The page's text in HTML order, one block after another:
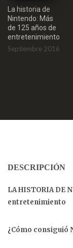
La historia de
Nintendo: Más
de 125 años de
entretenimiento
Septiembre 2016
DESCRIPCIÓN
LA HISTORIA DE
entretenimiento
¿Cómo consiguió